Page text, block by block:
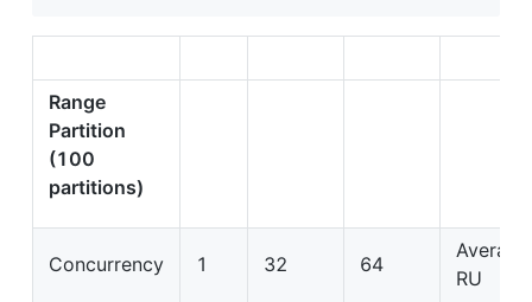
Range
Partition
(100
partitions)
Concurrency 1 32 64
Average
RU